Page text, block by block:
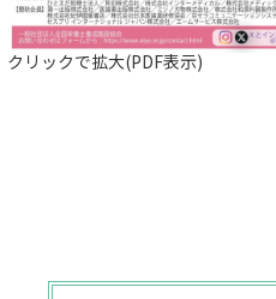
クリックで拡大(PDF表示)